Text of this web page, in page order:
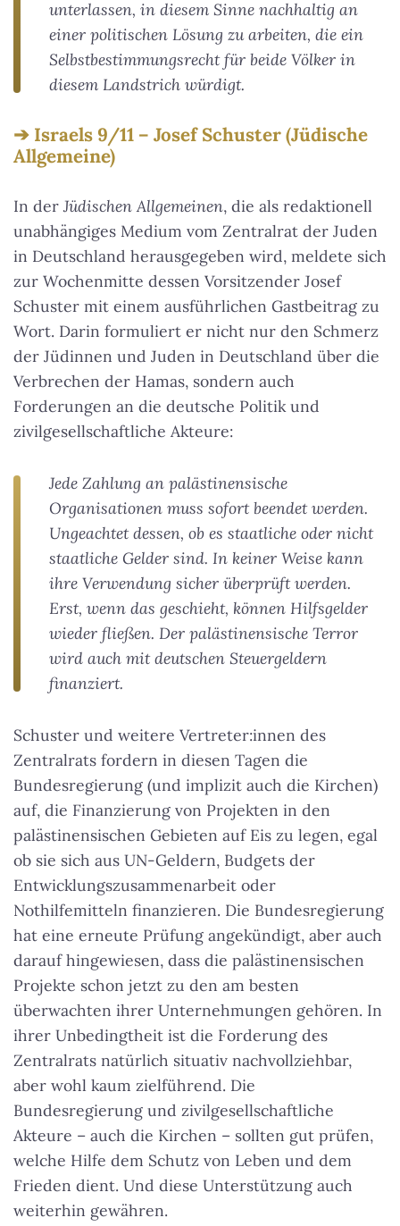
unterlassen, in diesem Sinne nachhaltig an
einer politischen Lösung zu arbeiten, die ein
Selbstbestimmungsrecht für beide Völker in
diesem Landstrich würdigt.
Israels 9/11 – Josef Schuster (Jüdische
Allgemeine)
In der Jüdischen Allgemeinen, die als redaktionell
unabhängiges Medium vom Zentralrat der Juden
in Deutschland herausgegeben wird, meldete sich
zur Wochenmitte dessen Vorsitzender Josef
Schuster mit einem ausführlichen Gastbeitrag zu
Wort. Darin formuliert er nicht nur den Schmerz
der Jüdinnen und Juden in Deutschland über die
Verbrechen der Hamas, sondern auch
Forderungen an die deutsche Politik und
zivilgesellschaftliche Akteure:
Jede Zahlung an palästinensische
Organisationen muss sofort beendet werden.
Ungeachtet dessen, ob es staatliche oder nicht
staatliche Gelder sind. In keiner Weise kann
ihre Verwendung sicher überprüft werden.
Erst, wenn das geschieht, können Hilfsgelder
wieder fließen. Der palästinensische Terror
wird auch mit deutschen Steuergeldern
finanziert.
Schuster und weitere Vertreter:innen des
Zentralrats fordern in diesen Tagen die
Bundesregierung (und implizit auch die Kirchen)
auf, die Finanzierung von Projekten in den
palästinensischen Gebieten auf Eis zu legen, egal
ob sie sich aus UN-Geldern, Budgets der
Entwicklungszusammenarbeit oder
Nothilfemitteln finanzieren. Die Bundesregierung
hat eine erneute Prüfung angekündigt, aber auch
darauf hingewiesen, dass die palästinensischen
Projekte schon jetzt zu den am besten
überwachten ihrer Unternehmungen gehören. In
ihrer Unbedingtheit ist die Forderung des
Zentralrats natürlich situativ nachvollziehbar,
aber wohl kaum zielführend. Die
Bundesregierung und zivilgesellschaftliche
Akteure – auch die Kirchen – sollten gut prüfen,
welche Hilfe dem Schutz von Leben und dem
Frieden dient. Und diese Unterstützung auch
weiterhin gewähren.